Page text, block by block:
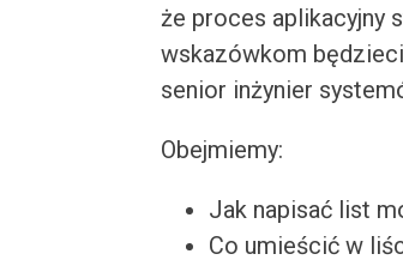
że proces aplikacyjny
wskazówkom
senior inżynier
Obejmiemy:
Jak napisać list
Co umieścić w